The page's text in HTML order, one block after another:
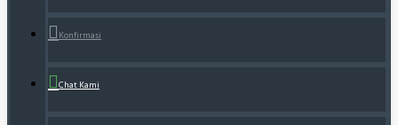
Konfirmasi
Chat Kami